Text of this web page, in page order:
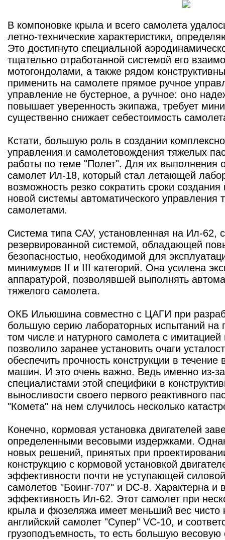
В компоновке крыла и всего самолета
летно-технические характеристики,
Это достигнуто специальной
тщательно отработанной системой его
мотогондолами, а также рядом
применить на самолете прямое ручное
управление не бустерное, а ручное: оно
повышает уверенность экипажа, требует
существенно снижает себестоимость
Кстати, большую роль в создании
управления и самолетовождения тяжелых
работы по теме "Полет". Для их выполнения
самолет Ил-18, который стал летающей
возможность резко сократить сроки
новой системы автоматического
самолетами.
Система типа САУ, установленная на Ил-62,
резервированной системой, обладающей
безопасностью, необходимой для
минимумов II и III категорий. Она усилена
аппаратурой, позволявшей выполнять
тяжелого самолета.
ОКБ Ильюшина совместно с ЦАГИ при
большую серию лабораторных испытаний на
том числе и натурного самолета с имитацией
позволило заранее установить очаги
обеспечить прочность конструкции в течение
машин. И это очень важно. Ведь именно из-
специалистами этой специфики в
выносливости своего первого реактивного
"Комета" на нем случилось несколько
Конечно, кормовая установка двигателей
определенными весовыми издержками.
новых решений, принятых при
конструкцию с кормовой установкой
эффективности почти не уступающей
самолетов "Боинг-707" и DC-8. Характерна и
эффективность Ил-62. Этот самолет при
крыла и фюзеляжа имеет меньший вес чисто
английский самолет "Супер" VC-10, и
грузоподъемность, то есть большую весовую